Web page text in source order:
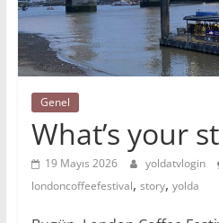
Genel
What’s your
19 Mayıs 2026 yoldatvlogin
londoncoffeefestival, story, yolda